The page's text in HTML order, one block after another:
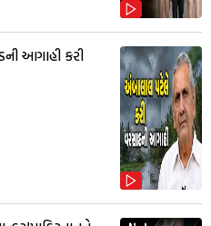
આગાહી કરી